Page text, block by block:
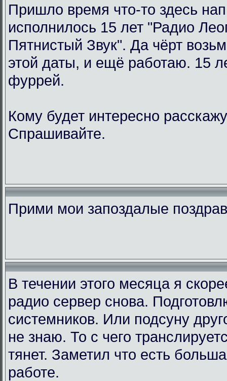
Пришло время что-то здесь
исполнилось 15 лет "Радио
Пятнистый Звук". Да чёрт
этой даты, и ещё работаю. 15
фуррей.
Кому будет интересно
Спрашивайте.
Прими мои запоздалые
В течении этого месяца я
радио сервер снова.
системников. Или подсуну
не знаю. То с чего
тянет. Заметил что есть
работе.